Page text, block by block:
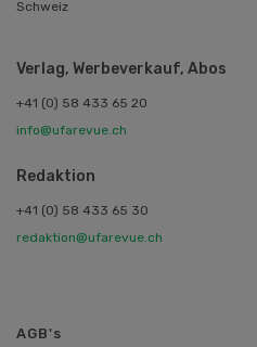
Schweiz
Verlag, Werbeverkauf, Abos
+41 (0) 58 433 65 20
info@ufarevue.ch
Redaktion
+41 (0) 58 433 65 30
redaktion@ufarevue.ch
AGB's